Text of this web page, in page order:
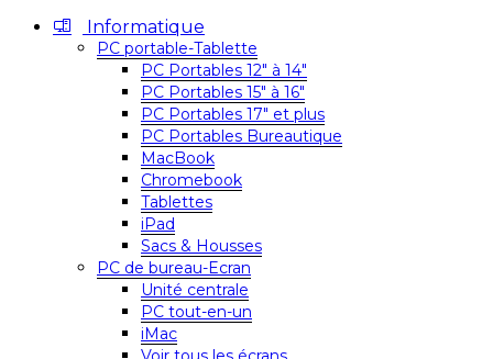
Informatique
PC portable-Tablette
PC Portables 12″ à 14″
PC Portables 15″ à 16″
PC Portables 17″ et plus
PC Portables Bureautique
MacBook
Chromebook
Tablettes
iPad
Sacs & Housses
PC de bureau-Ecran
Unité centrale
PC tout-en-un
iMac